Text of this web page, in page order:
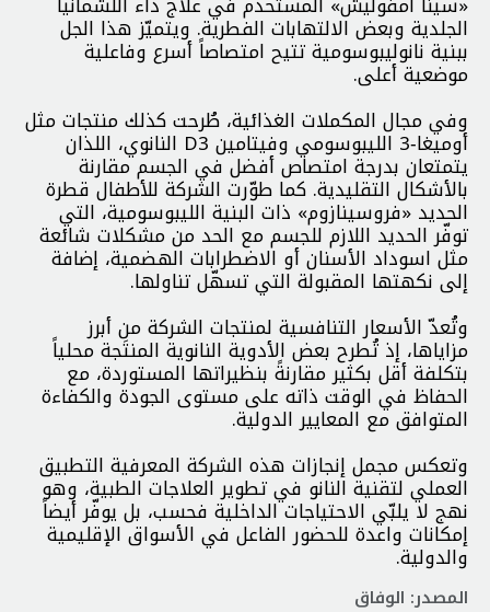
الجلدية وبعض الالتهابات الفطرية. ويتميّز هذا الجل
ببنية نانوليبوسومية تتيح امتصاصاً أسرع وفاعلية
موضعية أعلى.
وفي مجال المكملات الغذائية، طُرحت كذلك منتجات مثل
أوميغا‑3 الليبوسومي وفيتامين D3 النانوي، اللذان
يتمتعان بدرجة امتصاص أفضل في الجسم مقارنة
بالأشكال التقليدية. كما طوّرت الشركة للأطفال قطرة
الحديد «فروسينازوم» ذات البنية الليبوسومية، التي
توفّر الحديد اللازم للجسم مع الحد من مشكلات شائعة
مثل اسوداد الأسنان أو الاضطرابات الهضمية، إضافة
إلى نكهتها المقبولة التي تسهّل تناولها.
وتُعدّ الأسعار التنافسية لمنتجات الشركة من أبرز
مزاياها، إذ تُطرح بعض الأدوية النانوية المنتَجة محلياً
بتكلفة أقل بكثير مقارنةً بنظيراتها المستوردة، مع
الحفاظ في الوقت ذاته على مستوى الجودة والكفاءة
المتوافق مع المعايير الدولية.
وتعكس مجمل إنجازات هذه الشركة المعرفية التطبيق
العملي لتقنية النانو في تطوير العلاجات الطبية، وهو
نهج لا يلبّي الاحتياجات الداخلية فحسب، بل يوفّر أيضاً
إمكانات واعدة للحضور الفاعل في الأسواق الإقليمية
والدولية.
المصدر: الوفاق